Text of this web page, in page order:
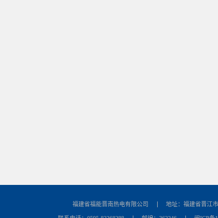
福建省福能晋南热电有限公司 地址：福建省晋江